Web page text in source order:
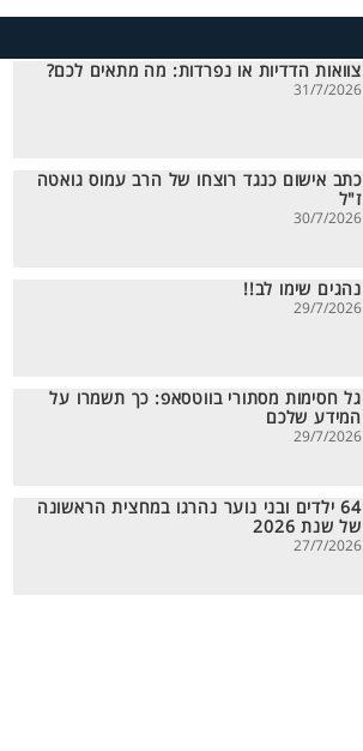
צוואות הדדיות או נפרדות: מה מתאים לכם?
31/7/2026
כתב אישום כנגד רוצחו של הרב עמוס גואטה
ז"ל
30/7/2026
נהגים שימו לב!!
29/7/2026
גל חסימות מסתורי בווטסאפ: כך תשמרו על
המידע שלכם
29/7/2026
64 ילדים ובני נוער נהרגו במחצית הראשונה
של שנת 2026
27/7/2026